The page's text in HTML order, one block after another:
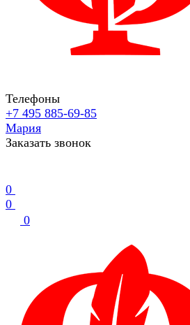
Телефоны
+7 495 885-69-85
Мария
Заказать звонок
0
0
0